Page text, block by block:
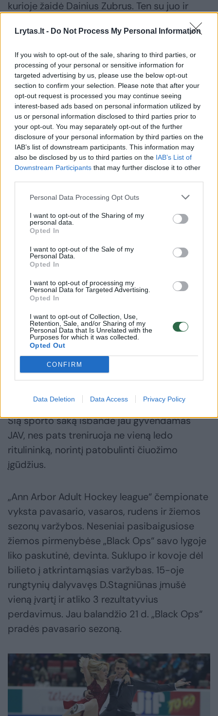
Lrytas.lt - Do Not Process My Personal Information
If you wish to opt-out of the sale, sharing to third parties, or
processing of your personal or sensitive information for
targeted advertising by us, please use the below opt-out
section to confirm your selection. Please note that after your
opt-out request is processed you may continue seeing
interest-based ads based on personal information utilized by
us or personal information disclosed to third parties prior to
your opt-out. You may separately opt-out of the further
disclosure of your personal information by third parties on the
IAB’s list of downstream participants. This information may
also be disclosed by us to third parties on the IAB’s List of
Downstream Participants that may further disclose it to other
Personal Data Processing Opt Outs
I want to opt-out of the Sharing of my
personal data.
Opted In
I want to opt-out of the Sale of my
Personal Data.
Opted In
I want to opt-out of processing my
Personal Data for Targeted Advertising.
Opted In
I want to opt-out of Collection, Use,
Retention, Sale, and/or Sharing of my
Personal Data that Is Unrelated with the
Purposes for which it was collected.
Opted Out
CONFIRM
Data Deletion Data Access Privacy Policy
kurioje žaidė Dainius Zubrus. Ten su juo ir
susipažinau, esame kartu buvę ant ledo, kai
jam vykdavo čiuožimo treniruotės. O dabar
gyvenu Detroite, čia Isabellos Tobias vyro
šeimai priklauso NHL klubas „Red Wings“,
todėl palaikau jį.“
Daugiau nuotraukų (5)
Deividas Stagniūnas ir Isabella Tobias Sočio olimpinėse
žaidynėse užėmė 17 vietą.
AFP/ „Scanpix“ nuotr.
Vaikystėje D.Stagniūnas nežaidė ledo ritulio.
Šią sporto šaką išbandė jau gyvendamas
JAV, nes pats treniruoja ne vieną ledo
ritulininką, norintį patobulinti čiuožimo
įgūdžius.
„Ann Arbor Adult Hockey league“ čempionate
vyksta pavasario, vasaros, rudens ir žiemos
sezonų varžybos. Neseniai pasibaigusiose
žiemos pirmenybėse „Black Ops“ savo lygoje
liko paskutinė, devinta. Suklupo ir kovoje dėl
bilieto į atkrintamąsias varžybas. 15-oje
rungtynių dalyvavęs D.Stagniūnas įmušė
vieną įvartį ir atliko 3 rezultatyvius
perdavimus. Jau balandžio 21 d. „Black Ops“
pradės pavasario sezoną.